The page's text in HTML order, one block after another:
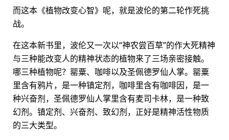
而这本《植物改变心智》呢，就是波伦的第二轮作死挑
战。
在这本新书里，波伦又一次以“神农尝百草”的作大死精神
与三种能改变人的精神状态的植物来了三场亲密接触。
哪三种植物呢？罂粟、咖啡以及圣佩德罗仙人掌。罂粟
里含有鸦片，是一种镇定剂，咖啡里含有咖啡因，是一
种兴奋剂，圣佩德罗仙人掌里含有麦司卡林，是一种致
幻剂。镇定剂、兴奋剂、致幻剂，正好是精神活性物质
的三大类型。